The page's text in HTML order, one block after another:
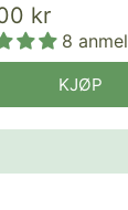
kr
8
KJØP